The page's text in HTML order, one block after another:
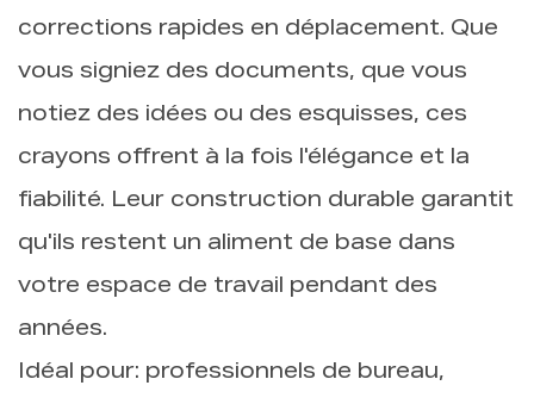
corrections rapides en déplacement. Que
vous signiez des documents, que vous
notiez des idées ou des esquisses, ces
crayons offrent à la fois l'élégance et la
fiabilité. Leur construction durable garantit
qu'ils restent un aliment de base dans
votre espace de travail pendant des
années.
Idéal pour: professionnels de bureau,